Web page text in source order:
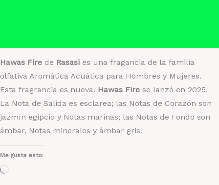
Hawas Fire de Rasasi es una fragancia de la familia
olfativa Aromática Acuática para Hombres y Mujeres.
Esta fragrancia es nueva. Hawas Fire se lanzó en 2025.
La Nota de Salida es esclarea; las Notas de Corazón son
jazmín egipcio y Notas marinas; las Notas de Fondo son
ámbar, Notas minerales y ámbar gris.
Me gusta esto:
Cargando...